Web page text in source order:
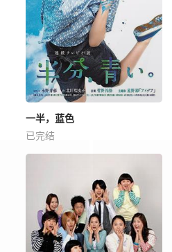
一半，蓝色
已完结